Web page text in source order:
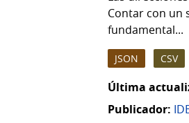
Contar con un
fundamental...
JSON CSV
Última
Publicador: